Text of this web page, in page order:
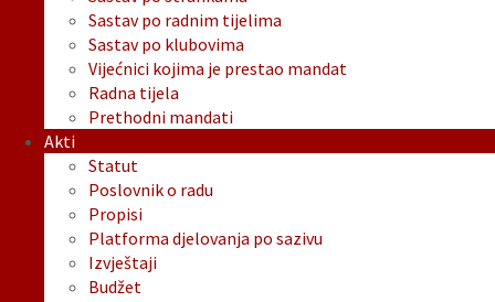
Sastav po radnim tijelima
Sastav po klubovima
Vijećnici kojima je prestao mandat
Radna tijela
Prethodni mandati
Akti
Statut
Poslovnik o radu
Propisi
Platforma djelovanja po sazivu
Izvještaji
Budžet